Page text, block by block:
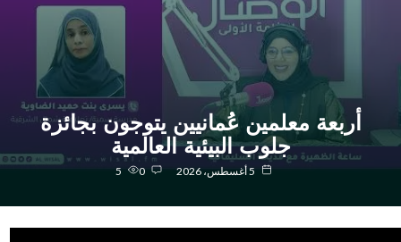
أربعة معلمين عُمانيين يتوجون بجائزة
جلوب البيئية العالمية
5